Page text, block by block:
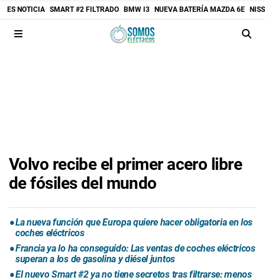
ES NOTICIA SMART #2 FILTRADO BMW I3 NUEVA BATERÍA MAZDA 6E
Volvo recibe el primer acero libre
de fósiles del mundo
La nueva función que Europa quiere hacer obligatoria en los
coches eléctricos
Francia ya lo ha conseguido: Las ventas de coches eléctricos
superan a los de gasolina y diésel juntos
El nuevo Smart #2 ya no tiene secretos tras filtrarse: menos